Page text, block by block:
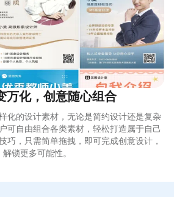
万化，创意随心组合
化的设计素材，无论是简约设计还是复杂
可自由组合各类素材，轻松打造属于自己
巧，只需简单拖拽，即可完成创意设计，
解锁更多可能性。